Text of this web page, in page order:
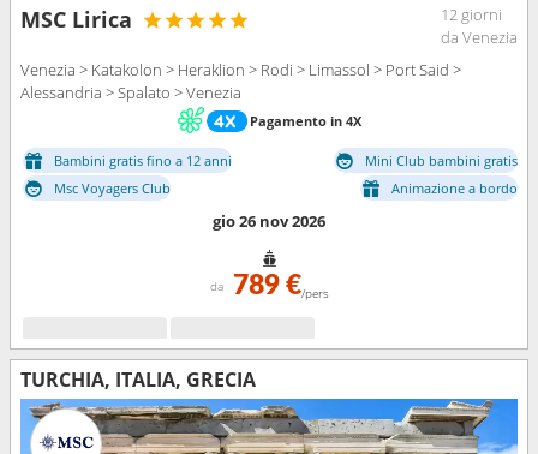
MSC Lirica
12 giorni
da Venezia
Venezia > Katakolon > Heraklion > Rodi > Limassol > Port Said >
Alessandria > Spalato > Venezia
Pagamento in 4X
Bambini gratis fino a 12 anni
Mini Club bambini gratis
Msc Voyagers Club
Animazione a bordo
gio 26 nov 2026
da 789 €/pers
TURCHIA, ITALIA, GRECIA